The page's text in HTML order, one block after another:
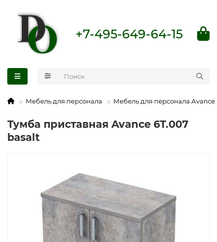
+7-495-649-64-15
Мебель для персонала Мебель для персонала Avance
Тумба приставная Avance 6Т.007
basalt